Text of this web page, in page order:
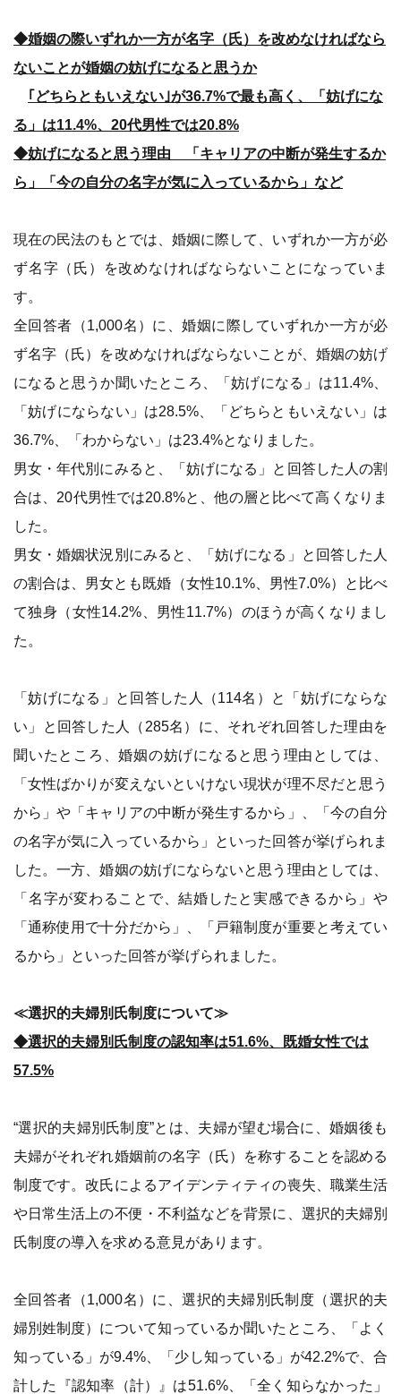
◆婚姻の際いずれか一方が名字（氏）を改めなければなら
ないことが婚姻の妨げになると思うか
｢どちらともいえない｣が36.7%で最も高く、「妨げにな
る」は11.4%、20代男性では20.8%
◆妨げになると思う理由 「キャリアの中断が発生するか
ら」「今の自分の名字が気に入っているから」など
現在の民法のもとでは、婚姻に際して、いずれか一方が必
ず名字（氏）を改めなければならないことになっていま
す。
全回答者（1,000名）に、婚姻に際していずれか一方が必
ず名字（氏）を改めなければならないことが、婚姻の妨げ
になると思うか聞いたところ、「妨げになる」は11.4%、
「妨げにならない」は28.5%、「どちらともいえない」は
36.7%、「わからない」は23.4%となりました。
男女・年代別にみると、「妨げになる」と回答した人の割
合は、20代男性では20.8%と、他の層と比べて高くなりま
した。
男女・婚姻状況別にみると、「妨げになる」と回答した人
の割合は、男女とも既婚（女性10.1%、男性7.0%）と比べ
て独身（女性14.2%、男性11.7%）のほうが高くなりまし
た。
「妨げになる」と回答した人（114名）と「妨げにならな
い」と回答した人（285名）に、それぞれ回答した理由を
聞いたところ、婚姻の妨げになると思う理由としては、
「女性ばかりが変えないといけない現状が理不尽だと思う
から」や「キャリアの中断が発生するから」、「今の自分
の名字が気に入っているから」といった回答が挙げられま
した。一方、婚姻の妨げにならないと思う理由としては、
「名字が変わることで、結婚したと実感できるから」や
「通称使用で十分だから」、「戸籍制度が重要と考えてい
るから」といった回答が挙げられました。
≪選択的夫婦別氏制度について≫
◆選択的夫婦別氏制度の認知率は51.6%、既婚女性では
57.5%
“選択的夫婦別氏制度”とは、夫婦が望む場合に、婚姻後も
夫婦がそれぞれ婚姻前の名字（氏）を称することを認める
制度です。改氏によるアイデンティティの喪失、職業生活
や日常生活上の不便・不利益などを背景に、選択的夫婦別
氏制度の導入を求める意見があります。
全回答者（1,000名）に、選択的夫婦別氏制度（選択的夫
婦別姓制度）について知っているか聞いたところ、「よく
知っている」が9.4%、「少し知っている」が42.2%で、合
計した『認知率（計）』は51.6%、「全く知らなかった」